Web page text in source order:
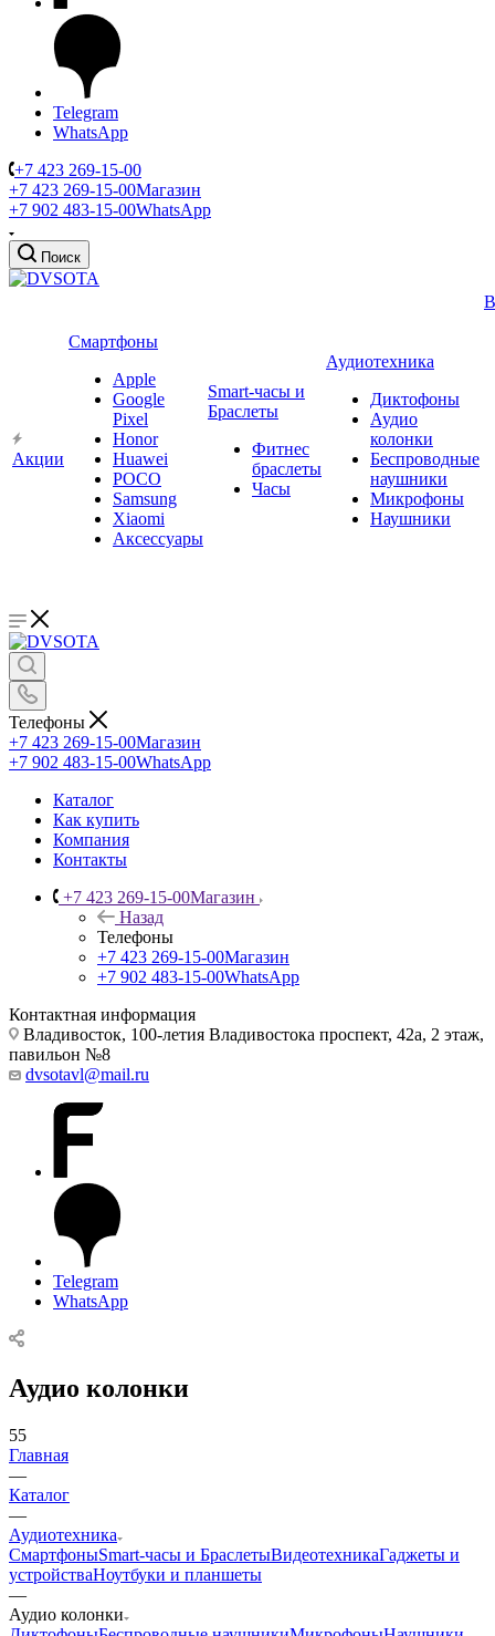
Telegram
WhatsApp
+7 423 269-15-00
+7 423 269-15-00Магазин
+7 902 483-15-00WhatsApp
Поиск
Акции
Смартфоны
Apple
Google
Pixel
Honor
Huawei
POCO
Samsung
Xiaomi
Аксессуары
Smart-часы и
Браслеты
Фитнес
браслеты
Часы
Аудиотехника
Диктофоны
Аудио
колонки
Беспроводные
наушники
Микрофоны
Наушники
Телефоны
+7 423 269-15-00Магазин
+7 902 483-15-00WhatsApp
Каталог
Как купить
Компания
Контакты
+7 423 269-15-00Магазин
Назад
Телефоны
+7 423 269-15-00Магазин
+7 902 483-15-00WhatsApp
Контактная информация
Владивосток, 100-летия Владивостока проспект, 42а, 2 этаж,
павильон №8
dvsotavl@mail.ru
Telegram
WhatsApp
Аудио колонки
55
Главная
—
Каталог
—
Аудиотехника
СмартфоныSmart-часы и БраслетыВидеотехникаГаджеты и
устройстваНоутбуки и планшеты
—
Аудио колонки